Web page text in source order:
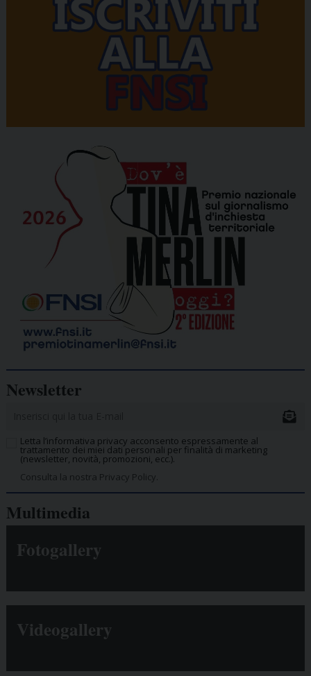
Newsletter
Letta l’informativa privacy acconsento espressamente al
trattamento dei miei dati personali per finalità di marketing
(newsletter, novità, promozioni, ecc.).
Consulta la nostra Privacy Policy.
Multimedia
Fotogallery
Videogallery